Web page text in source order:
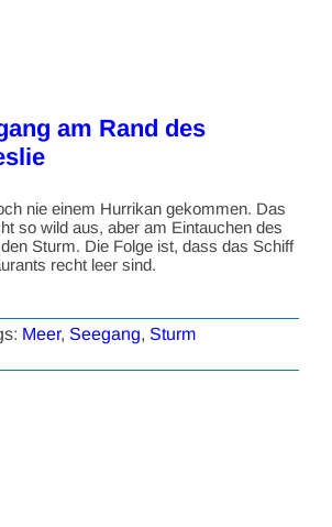
am Rand des
nie einem Hurrikan gekommen. Das
so wild aus, aber am Eintauchen des
Sturm. Die Folge ist, dass das Schiff
recht leer sind.
Meer, Seegang, Sturm